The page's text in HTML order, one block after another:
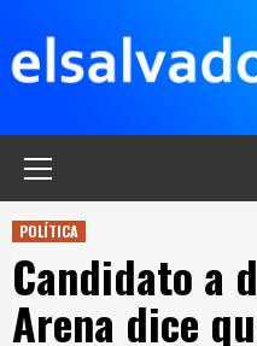
contenido
POLÍTICA
Candidato a
Arena dice